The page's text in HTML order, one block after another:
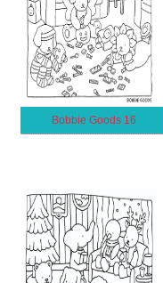
Bobbie Goods 16